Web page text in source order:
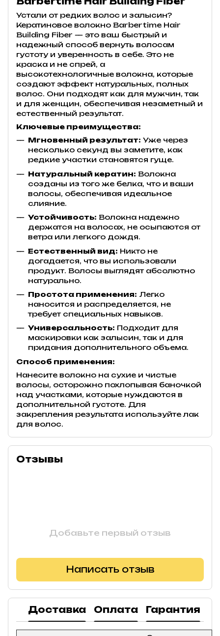
Устали от редких волос и залысин?
Кератиновое волокно Barbertime Hair
Building Fiber — это ваш быстрый и
надежный способ вернуть волосам
густоту и уверенность в себе. Это не
краска и не спрей, а
высокотехнологичные волокна, которые
создают эффект натуральных, полных
волос. Они подходят как для мужчин, так
и для женщин, обеспечивая незаметный и
естественный результат.
Ключевые преимущества:
Мгновенный результат: Уже через
несколько секунд вы заметите, как
редкие участки становятся гуще.
Натуральный кератин: Волокна
созданы из того же белка, что и ваши
волосы, обеспечивая идеальное
слияние.
Устойчивость: Волокна надежно
держатся на волосах, не осыпаются от
ветра или легкого дождя.
Естественный вид: Никто не
догадается, что вы использовали
продукт. Волосы выглядят абсолютно
натурально.
Простота применения: Легко
наносится и распределяется, не
требует специальных навыков.
Универсальность: Подходит для
маскировки как залысин, так и для
придания дополнительного объема.
Способ применения:
Нанесите волокно на сухие и чистые
волосы, осторожно похлопывая баночкой
над участками, которые нуждаются в
дополнительной густоте. Для
закрепления результата используйте лак
для волос.
Отзывы
Добавьте первый отзыв
Написать отзыв
Доставка Оплата Гарантия